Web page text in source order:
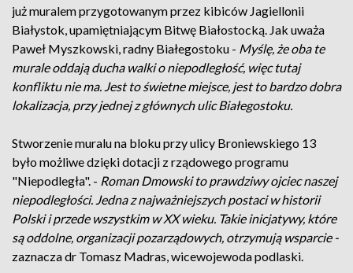
już muralem przygotowanym przez kibiców Jagiellonii
Białystok, upamiętniającym Bitwę Białostocką. Jak uważa
Paweł Myszkowski, radny Białegostoku - Myślę, że oba te
murale oddają ducha walki o niepodległość, więc tutaj
konfliktu nie ma. Jest to świetne miejsce, jest to bardzo dobra
lokalizacja, przy jednej z głównych ulic Białegostoku.
Stworzenie muralu na bloku przy ulicy Broniewskiego 13
było możliwe dzięki dotacji z rządowego programu
"Niepodległa". - Roman Dmowski to prawdziwy ojciec naszej
niepodległości. Jedna z najważniejszych postaci w historii
Polski i przede wszystkim w XX wieku. Takie inicjatywy, które
są oddolne, organizacji pozarządowych, otrzymują wsparcie -
zaznacza dr Tomasz Madras, wicewojewoda podlaski.